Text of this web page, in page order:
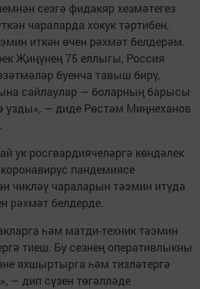
сезгә фидакяр хезмәтегез
чараларда хокук тәртибен,
иткән өчен рәхмәт белдерәм.
Җиңүнең 75 еллыгы, Россия
буенча тавыш бирү,
сайлаулар — боларның барысы
— диде Рөстәм Миңнеханов
ук росгвардиячеләргә көндәлек
пандемиясе
чикләү чараларын тәэмин итүдә
рәхмәт белдерде.
һәм матди-техник тәэмин
тиеш. Бу сезнең оперативлыкны
яхшыртырга һәм тизләтергә
— дип сүзен төгәлләде